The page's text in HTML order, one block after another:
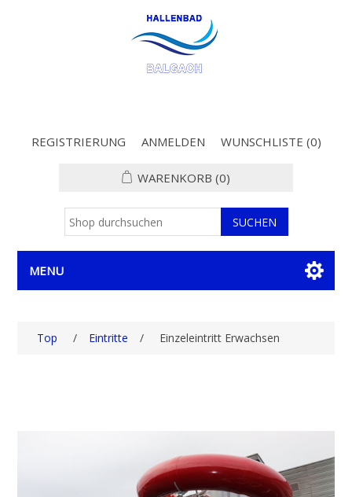
REGISTRIERUNG ANMELDEN WUNSCHLISTE (0)
WARENKORB (0)
MENU
Top / Eintritte / Einzeleintritt Erwachsen